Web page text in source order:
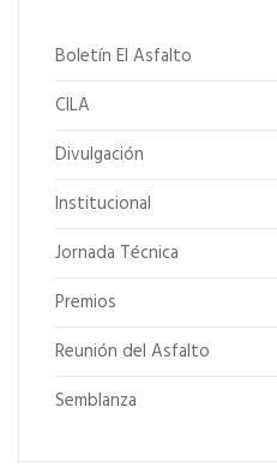
Boletín El Asfalto
CILA
Divulgación
Institucional
Jornada Técnica
Premios
Reunión del Asfalto
Semblanza